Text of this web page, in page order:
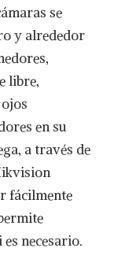
se
y alrededor
libre,
en su
a través de
fácilmente
necesario.